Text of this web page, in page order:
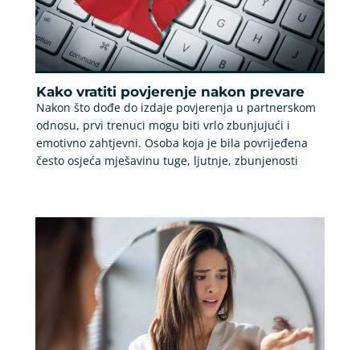
Kako vratiti povjerenje nakon prevare
Nakon što dođe do izdaje povjerenja u partnerskom
odnosu, prvi trenuci mogu biti vrlo zbunjujući i
emotivno zahtjevni. Osoba koja je bila povrijeđena
često osjeća mješavinu tuge, ljutnje, zbunjenosti